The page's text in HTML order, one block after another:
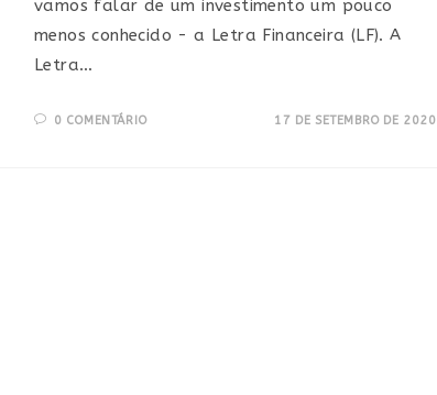
vamos falar de um investimento um pouco
menos conhecido - a Letra Financeira (LF). A
Letra…
0 COMENTÁRIO 17 DE SETEMBRO DE 2020